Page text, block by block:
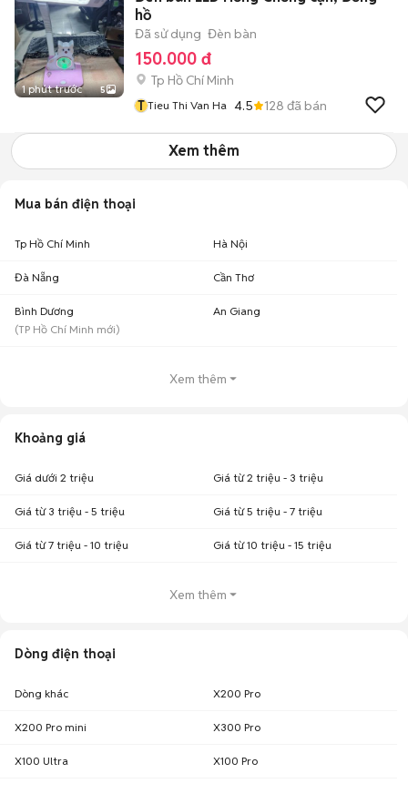
1 phút trước 5
hồ
Đã sử dụng Đèn bàn
150.000 đ
Tp Hồ Chí Minh
T Tieu Thi Van Ha 4.5 128 đã bán
Xem thêm
Mua bán điện thoại
Tp Hồ Chí Minh Hà Nội
Đà Nẵng Cần Thơ
Bình Dương
(TP Hồ Chí Minh mới)
An Giang
Xem thêm
Khoảng giá
Giá dưới 2 triệu Giá từ 2 triệu - 3 triệu
Giá từ 3 triệu - 5 triệu Giá từ 5 triệu - 7 triệu
Giá từ 7 triệu - 10 triệu Giá từ 10 triệu - 15 triệu
Xem thêm
Dòng điện thoại
Dòng khác X200 Pro
X200 Pro mini X300 Pro
X100 Ultra X100 Pro